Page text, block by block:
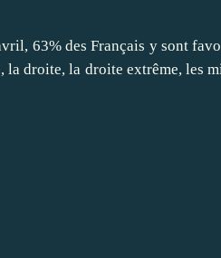
63% des Français y sont
la droite, la droite extrême, les